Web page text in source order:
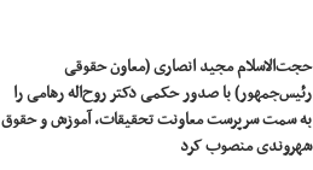
حجت‌الاسلام مجید انصاری (معاون حقوقی
رئیس‌جمهور) با صدور حکمی دکتر روح‌اله رهامی را
به سمت سرپرست معاونت تحقیقات، آموزش و حقوق
شهروندی منصوب کرد